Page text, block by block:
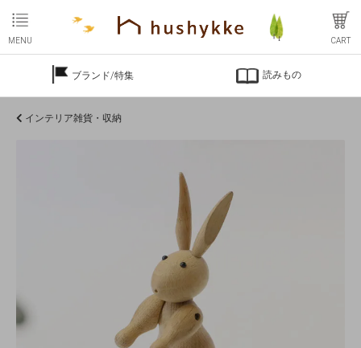
MENU CART
ブランド/特集 読みもの
インテリア雑貨・収納